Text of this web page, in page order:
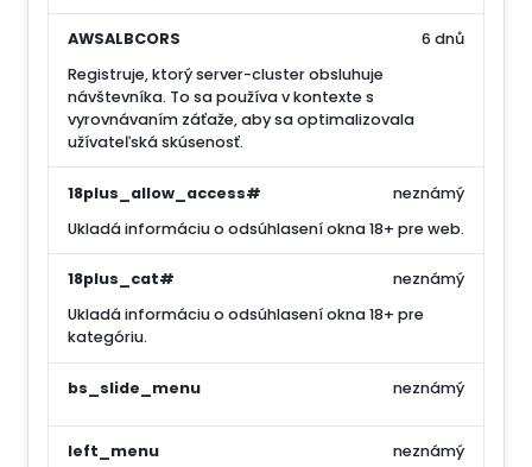
AWSALBCORS
Registruje, ktorý server-cluster obsluhuje
návštevníka. To sa používa v kontexte s
vyrovnávaním záťaže, aby sa optimalizovala
užívateľská skúsenosť.
6 dnů
18plus_allow_access#
Ukladá informáciu o odsúhlasení okna 18+ pre web.
neznámý
18plus_cat#
Ukladá informáciu o odsúhlasení okna 18+ pre
kategóriu.
neznámý
bs_slide_menu neznámý
left_menu
neznámý